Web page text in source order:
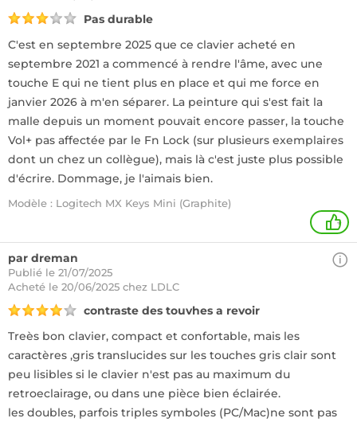
Pas durable
C'est en septembre 2025 que ce clavier acheté en
septembre 2021 a commencé à rendre l'âme, avec une
touche E qui ne tient plus en place et qui me force en
janvier 2026 à m'en séparer. La peinture qui s'est fait la
malle depuis un moment pouvait encore passer, la touche
Vol+ pas affectée par le Fn Lock (sur plusieurs exemplaires
dont un chez un collègue), mais là c'est juste plus possible
d'écrire. Dommage, je l'aimais bien.
Modèle : Logitech MX Keys Mini (Graphite)
+
par dreman
Publié le 21/07/2025
Acheté le 20/06/2025 chez LDLC
contraste des touvhes a revoir
Treès bon clavier, compact et confortable, mais les
caractères ,gris translucides sur les touches gris clair sont
peu lisibles si le clavier n'est pas au maximum du
retroeclairage, ou dans une pièce bien éclairée.
les doubles, parfois triples symboles (PC/Mac)ne sont pas